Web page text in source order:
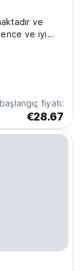
ve
ve iyi
fiyatı:
€28.67